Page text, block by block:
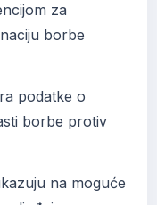
za
borbe
podatke o
borbe protiv
na moguće